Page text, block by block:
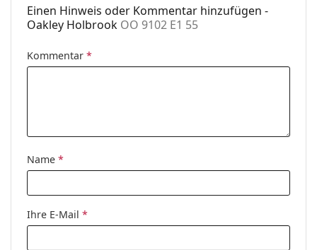
Einen Hinweis oder Kommentar hinzufügen -
Oakley Holbrook OO 9102 E1 55
Kommentar *
Name *
Ihre E-Mail *